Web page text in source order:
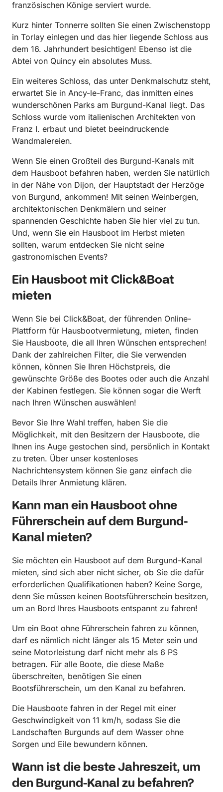
französischen Könige serviert wurde.
Kurz hinter Tonnerre sollten Sie einen Zwischenstopp
in Torlay einlegen und das hier liegende Schloss aus
dem 16. Jahrhundert besichtigen! Ebenso ist die
Abtei von Quincy ein absolutes Muss.
Ein weiteres Schloss, das unter Denkmalschutz steht,
erwartet Sie in Ancy-le-Franc, das inmitten eines
wunderschönen Parks am Burgund-Kanal liegt. Das
Schloss wurde vom italienischen Architekten von
Franz I. erbaut und bietet beeindruckende
Wandmalereien.
Wenn Sie einen Großteil des Burgund-Kanals mit
dem Hausboot befahren haben, werden Sie natürlich
in der Nähe von Dijon, der Hauptstadt der Herzöge
von Burgund, ankommen! Mit seinen Weinbergen,
architektonischen Denkmälern und seiner
spannenden Geschichte haben Sie hier viel zu tun.
Und, wenn Sie ein Hausboot im Herbst mieten
sollten, warum entdecken Sie nicht seine
gastronomischen Events?
Ein Hausboot mit Click&Boat
mieten
Wenn Sie bei Click&Boat, der führenden Online-
Plattform für Hausbootvermietung, mieten, finden
Sie Hausboote, die all Ihren Wünschen entsprechen!
Dank der zahlreichen Filter, die Sie verwenden
können, können Sie Ihren Höchstpreis, die
gewünschte Größe des Bootes oder auch die Anzahl
der Kabinen festlegen. Sie können sogar die Werft
nach Ihren Wünschen auswählen!
Bevor Sie Ihre Wahl treffen, haben Sie die
Möglichkeit, mit den Besitzern der Hausboote, die
Ihnen ins Auge gestochen sind, persönlich in Kontakt
zu treten. Über unser kostenloses
Nachrichtensystem können Sie ganz einfach die
Details Ihrer Anmietung klären.
Kann man ein Hausboot ohne
Führerschein auf dem Burgund-
Kanal mieten?
Sie möchten ein Hausboot auf dem Burgund-Kanal
mieten, sind sich aber nicht sicher, ob Sie die dafür
erforderlichen Qualifikationen haben? Keine Sorge,
denn Sie müssen keinen Bootsführerschein besitzen,
um an Bord Ihres Hausboots entspannt zu fahren!
Um ein Boot ohne Führerschein fahren zu können,
darf es nämlich nicht länger als 15 Meter sein und
seine Motorleistung darf nicht mehr als 6 PS
betragen. Für alle Boote, die diese Maße
überschreiten, benötigen Sie einen
Bootsführerschein, um den Kanal zu befahren.
Die Hausboote fahren in der Regel mit einer
Geschwindigkeit von 11 km/h, sodass Sie die
Landschaften Burgunds auf dem Wasser ohne
Sorgen und Eile bewundern können.
Wann ist die beste Jahreszeit, um
den Burgund-Kanal zu befahren?